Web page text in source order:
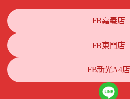
FB嘉義店
FB東門店
FB新光A4店